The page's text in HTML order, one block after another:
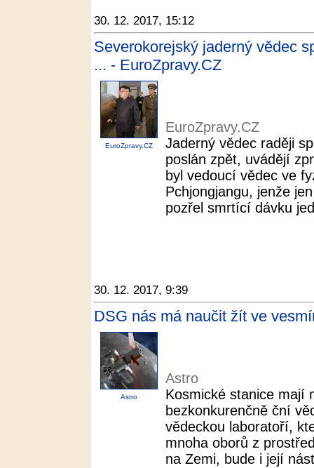
30. 12. 2017, 15:12
Severokorejský jaderný vědec
... - EuroZpravy.CZ
EuroZpravy.CZ
EuroZpravy.CZ
Jaderný vědec raději
poslán zpět, uvádějí
byl vedoucí vědec ve
Pchjongjangu, jenže
pozřel smrtící dávku
30. 12. 2017, 9:39
DSG nás má naučit žít ve
Astro
Astro
Kosmické stanice mají
bezkonkurenčně ční
vědeckou laboratoří,
mnoha oborů z
na Zemi, bude i její